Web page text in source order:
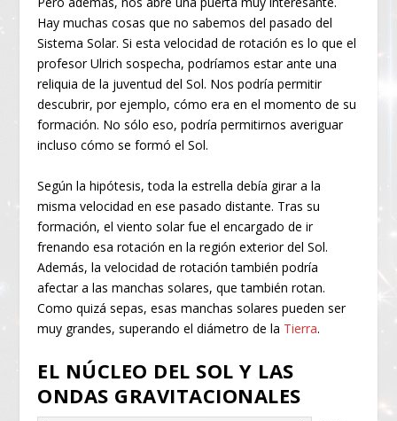
Hay muchas cosas que no sabemos del pasado del
Sistema Solar. Si esta velocidad de rotación es lo que el
profesor Ulrich sospecha, podríamos estar ante una
reliquia de la juventud del Sol. Nos podría permitir
descubrir, por ejemplo, cómo era en el momento de su
formación. No sólo eso, podría permitirnos averiguar
incluso cómo se formó el Sol.
Según la hipótesis, toda la estrella debía girar a la
misma velocidad en ese pasado distante. Tras su
formación, el viento solar fue el encargado de ir
frenando esa rotación en la región exterior del Sol.
Además, la velocidad de rotación también podría
afectar a las manchas solares, que también rotan.
Como quizá sepas, esas manchas solares pueden ser
muy grandes, superando el diámetro de la Tierra.
EL NÚCLEO DEL SOL Y LAS
ONDAS GRAVITACIONALES